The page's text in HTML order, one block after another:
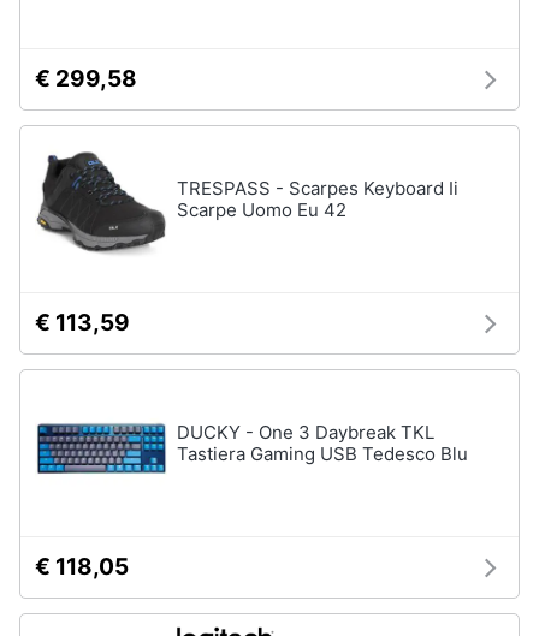
€ 299,58
TRESPASS - Scarpes Keyboard Ii
Scarpe Uomo Eu 42
€ 113,59
DUCKY - One 3 Daybreak TKL
Tastiera Gaming USB Tedesco Blu
€ 118,05